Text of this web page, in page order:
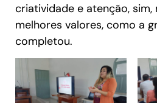
criatividade e atenção,
melhores valores, como a
completou.